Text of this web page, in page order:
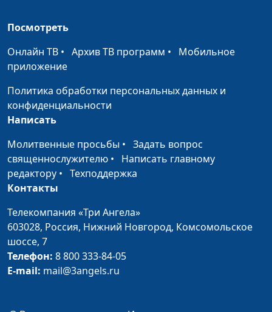
Питание для
здоровья органов
дыхания
инструктор ЗОЖ, мастер
спорта
Продукты,
полезные для
мозга
Павел Меженин,
Здоровые сосуды -
особенности
питания
Павел Меженин,
инструктор ЗОЖ, мастер
спорта
Как укрепить
здоровье ног?
инструктор ЗОЖ, мастер
спорта
Как улучшить
память?
инструктор ЗОЖ, мастер
спорта
Посмотреть
Онлайн ТВ • Архив ТВ программ • Мобильное
приложение
Политика обработки персональных данных и
конфиденциальности
Написать
Молитвенные просьбы • Задать вопрос
священнослужителю • Написать главному
редактору • Техподдержка
Контакты
Телекомпания «Три Ангела»
603028, Россия, Нижний Новгород, Комсомольское
шоссе, 7
Телефон: 8 800 333-84-05
E-mail: mail@3angels.ru